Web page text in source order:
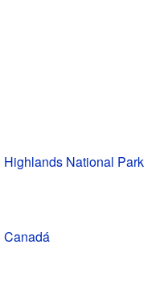
Highlands National Park
Canadá